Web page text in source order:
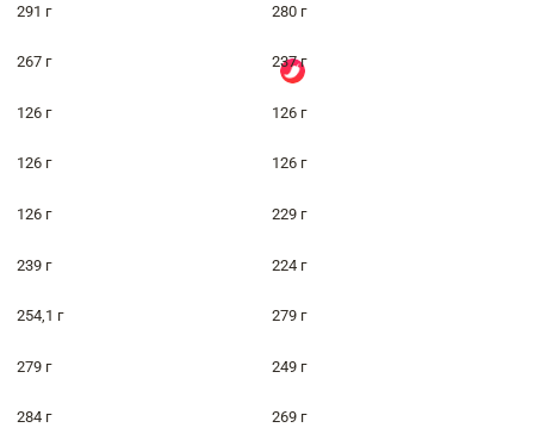
291 г 280 г
267 г 237 г
126 г 126 г
126 г 126 г
126 г 229 г
239 г 224 г
254,1 г 279 г
279 г 249 г
284 г 269 г